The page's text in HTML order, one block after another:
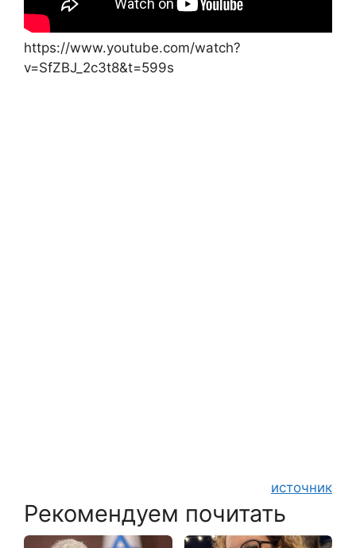
https://www.youtube.com/watch?
v=SfZBJ_2c3t8&t=599s
источник
Рекомендуем почитать